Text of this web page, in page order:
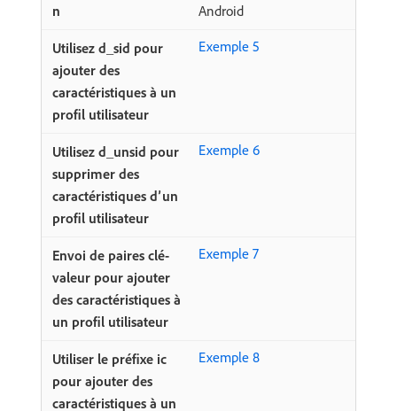
Android
Exemple 5
Exemple 6
Exemple 7
Exemple 8